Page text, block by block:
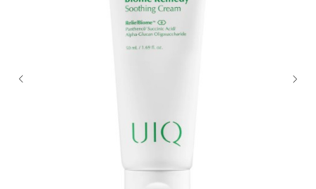
2026 © Интернет-магазин косметики «MY BEAUTY BAR»